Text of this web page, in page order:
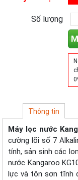
Số lượng
Thông tin
Máy lọc nước
cường lõi số 7
tính, sản sinh các
nước Kangaroo
lực và tôn sơn tĩnh